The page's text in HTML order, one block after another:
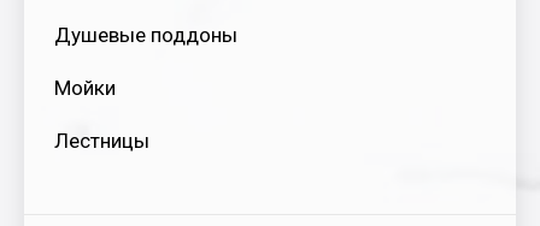
Душевые поддоны
Мойки
Лестницы